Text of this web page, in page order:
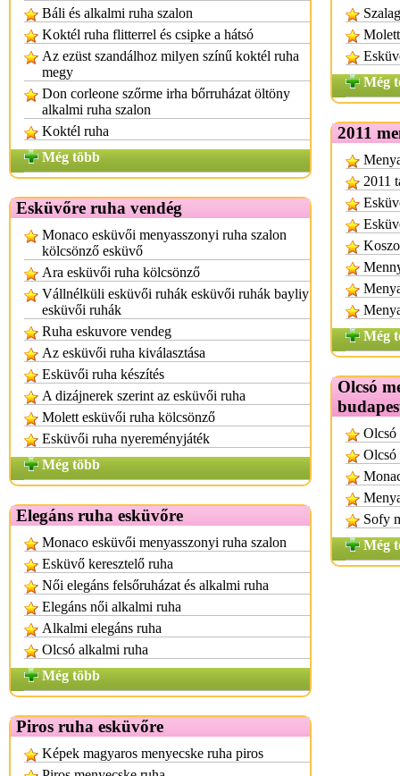
Báli és alkalmi ruha szalon
Koktél ruha flitterrel és csipke a hátsó
Az ezüst szandálhoz milyen színű koktél ruha
megy
Don corleone szőrme irha bőrruházat öltöny
alkalmi ruha szalon
Koktél ruha
Még több
Esküvőre ruha vendég
Monaco esküvői menyasszonyi ruha szalon
kölcsönző esküvő
Ara esküvői ruha kölcsönző
Vállnélküli esküvői ruhák esküvői ruhák bayliy
esküvői ruhák
Ruha eskuvore vendeg
Az esküvői ruha kiválasztása
Esküvői ruha készítés
A dizájnerek szerint az esküvői ruha
Molett esküvői ruha kölcsönző
Esküvői ruha nyereményjáték
Még több
Elegáns ruha esküvőre
Monaco esküvői menyasszonyi ruha szalon
Esküvő keresztelő ruha
Női elegáns felsőruházat és alkalmi ruha
Elegáns női alkalmi ruha
Alkalmi elegáns ruha
Olcsó alkalmi ruha
Még több
Piros ruha esküvőre
Képek magyaros menyecske ruha piros
Még
2011
2011
Még
Olcsó
Olcsó
Olcsó
Sofy
Még